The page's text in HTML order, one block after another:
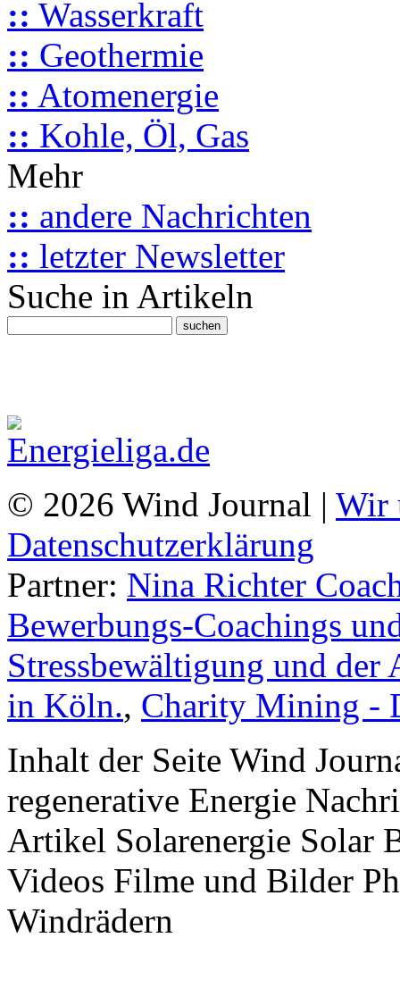
:: Wasserkraft
:: Geothermie
:: Atomenergie
:: Kohle, Öl, Gas
Mehr
:: andere Nachrichten
:: letzter Newsletter
Suche in Artikeln
© 2026 Wind Journal | Wir
Datenschutzerklärung
Partner: Nina Richter
Bewerbungs-Coachings
Stressbewältigung und
in Köln., Charity Mining -
Inhalt der Seite Wind
regenerative Energie
Artikel Solarenergie Solar
Videos Filme und Bilder
Windrädern